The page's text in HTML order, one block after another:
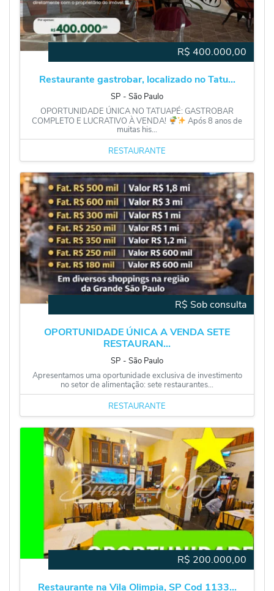
R$ 400.000,00
Restaurante gastrobar, localizado no Tatu...
SP ‐ São Paulo
OPORTUNIDADE ÚNICA NO TATUAPÉ: GASTROBAR
COMPLETO E LUCRATIVO À VENDA!
Após 8 anos de
muitas his...
RESTAURANTE
R$ Sob consulta
OPORTUNIDADE ÚNICA A VENDA SETE
RESTAURAN...
SP ‐ São Paulo
Apresentamos uma oportunidade exclusiva de investimento
no setor de alimentação: sete restaurantes...
RESTAURANTE
R$ 200.000,00
Restaurante na Vila Olimpia, SP Cod 1133...